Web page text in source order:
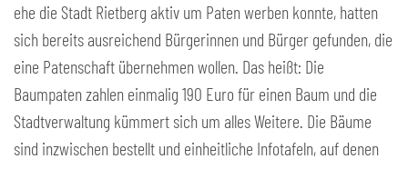
ehe die Stadt Rietberg aktiv um Paten werben konnte, hatten
sich bereits ausreichend Bürgerinnen und Bürger gefunden, die
eine Patenschaft übernehmen wollen. Das heißt: Die
Baumpaten zahlen einmalig 190 Euro für einen Baum und die
Stadtverwaltung kümmert sich um alles Weitere. Die Bäume
sind inzwischen bestellt und einheitliche Infotafeln, auf denen